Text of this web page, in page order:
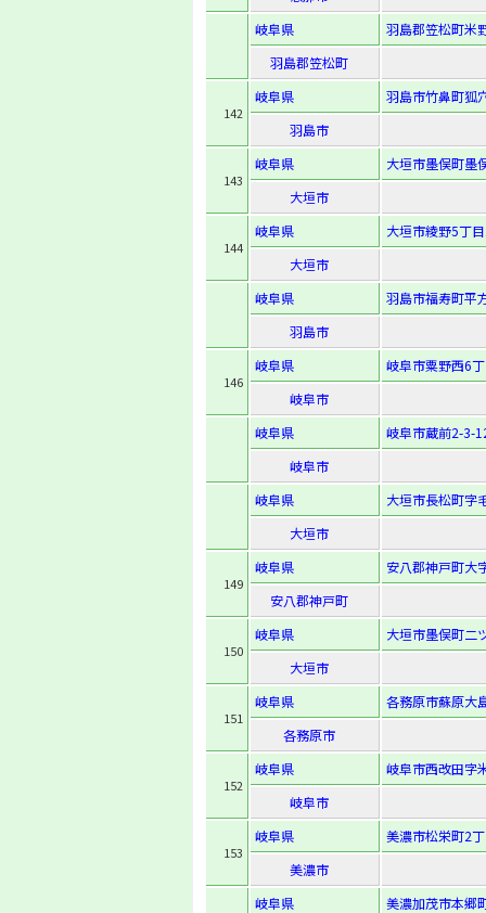
岐阜県
羽島郡笠松町米
羽島郡笠松町
142
岐阜県
羽島市竹鼻町狐
羽島市
143
岐阜県
大垣市墨俣町墨
大垣市
144
岐阜県
大垣市綾野5丁
大垣市
岐阜県
羽島市福寿町平
羽島市
146
岐阜県
岐阜市粟野西6
岐阜市
岐阜県
岐阜市蔵前2-3-
岐阜市
岐阜県
大垣市長松町字
大垣市
149
岐阜県
安八郡神戸町大
安八郡神戸町
150
岐阜県
大垣市墨俣町二
大垣市
151
岐阜県
各務原市蘇原大
各務原市
152
岐阜県
岐阜市西改田字
岐阜市
153
岐阜県
美濃市松栄町2
美濃市
岐阜県
美濃加茂市本郷